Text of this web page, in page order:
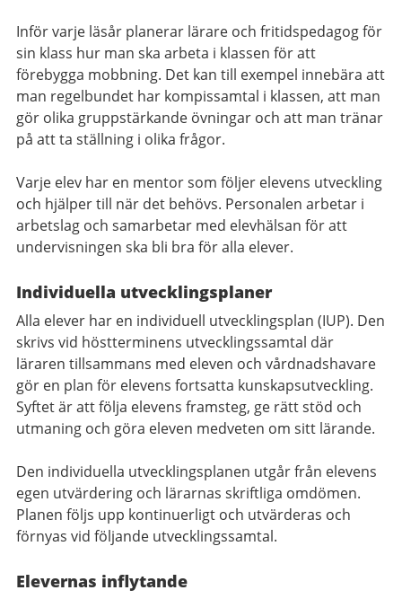
Inför varje läsår planerar lärare och fritidspedagog för
sin klass hur man ska arbeta i klassen för att
förebygga mobbning. Det kan till exempel innebära att
man regelbundet har kompissamtal i klassen, att man
gör olika gruppstärkande övningar och att man tränar
på att ta ställning i olika frågor.
Varje elev har en mentor som följer elevens utveckling
och hjälper till när det behövs. Personalen arbetar i
arbetslag och samarbetar med elevhälsan för att
undervisningen ska bli bra för alla elever.
Individuella utvecklingsplaner
Alla elever har en individuell utvecklingsplan (IUP). Den
skrivs vid höstterminens utvecklingssamtal där
läraren tillsammans med eleven och vårdnadshavare
gör en plan för elevens fortsatta kunskapsutveckling.
Syftet är att följa elevens framsteg, ge rätt stöd och
utmaning och göra eleven medveten om sitt lärande.
Den individuella utvecklingsplanen utgår från elevens
egen utvärdering och lärarnas skriftliga omdömen.
Planen följs upp kontinuerligt och utvärderas och
förnyas vid följande utvecklingssamtal.
Elevernas inflytande